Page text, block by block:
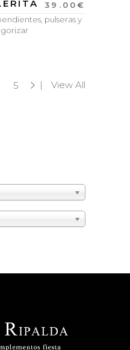
39.00€
pulseras y
5 View All